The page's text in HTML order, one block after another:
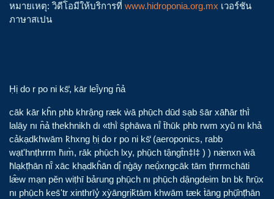
หมายเหตุ: วิดีโอมีให้บริการที่ www.hidroponia.org.mx เวอร์ชัน
ภาษาสเปน
Ḥị do r po ni ks̄̒, kār leī̂yng n̂ả
cāk kār kĥn phb khrậng ræk ẁā phụ̄ch dūd sạb s̄ār xāh̄ār thī̀
lalāy nı n̂ả thekhnikh dı «thī̀ s̄p̣hāwa nī̂ t̄hūk phb rwm xyū̀ nı khả
cảkạdkhwām k̄hxng ḥị do r po ni ks̄̒ (aeroponics, rabb
wạtʹhnṭhrrm h̄ım̀, rāk phụ̄ch lxy, phụ̄ch tậngt̂n‡l‡ ) ) næ̀nxn ẁā
h̄lạkṭ̄hān nī̂ xāc khạdkĥān dị̂ ng̀āy neụ̄̀xngcāk tām ṭhrrmchāti
læ̂w mạn pĕn wiṭhī bảrung phụ̄ch nı phụ̄ch dậngdeim bn bk h̄rụ̄x
nı phụ̄ch kes̄ʹtr xinthrīy̒ xỳāngrịk̆tām khwām tæk t̀āng phụ̄̂nṭ̄hān